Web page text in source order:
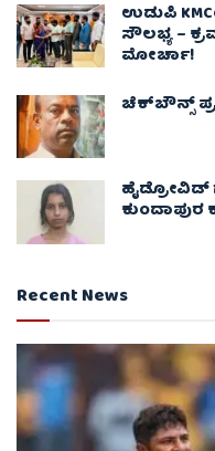
ಉಡುಪಿ
ಸೌಲಭ್ಯ –
ಮೋರ್ಚಾ!
ಚೆಕ್​ಬೌನ್ಸ್​
ಹೈಡ್ರೋವಿಡ್
Recent News